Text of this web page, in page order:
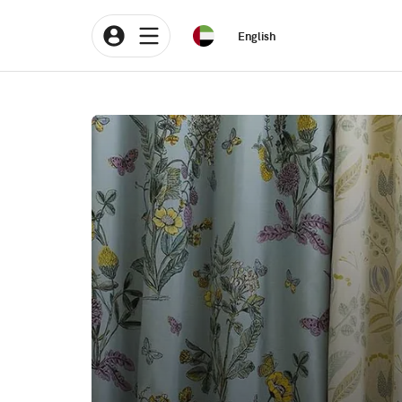
English